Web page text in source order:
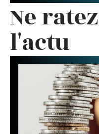
Ne
l'actu